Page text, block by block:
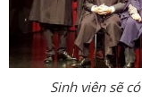
Sinh viên sẽ